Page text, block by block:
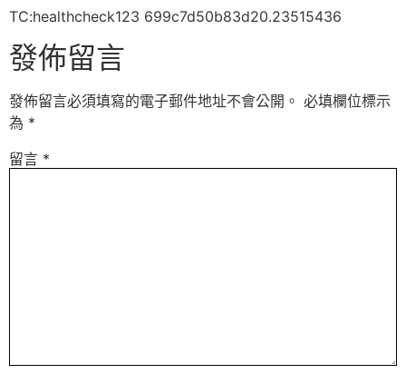
TC:healthcheck123 699c7d50b83d20.23515436
發佈留言
發佈留言必須填寫的電子郵件地址不會公開。 必填欄位標示
為 *
留言 *